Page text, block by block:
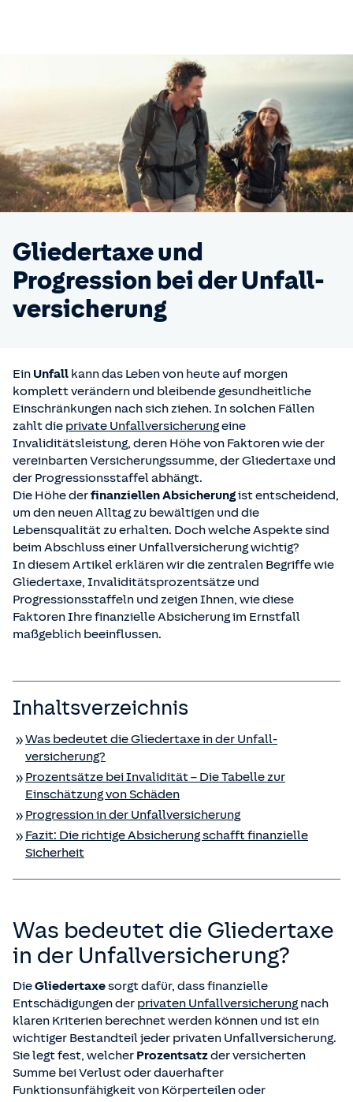
Gliedertaxe und
Progression bei der Unfall­
versicherung
Ein Unfall kann das Leben von heute auf morgen
komplett verändern und bleibende gesundheitliche
Einschränkungen nach sich ziehen. In solchen Fällen
zahlt die private Unfallversicherungeine
Invaliditätsleistung, deren Höhe von Faktoren wie der
vereinbarten Versicherungssumme, der Gliedertaxe und
der Progressionsstaffel abhängt.
Die Höhe derfinanziellen Absicherungist entscheidend,
um den neuen Alltag zu bewältigen und die
Lebensqualität zu erhalten. Doch welche Aspekte sind
beim Abschluss einer Unfallversicherung wichtig?
In diesem Artikel erklären wir die zentralen Begriffe wie
Gliedertaxe, Invaliditätsprozentsätze und
Progressionsstaffeln und zeigen Ihnen, wie diese
Faktoren Ihre finanzielle Absicherung im Ernstfall
maßgeblich beeinflussen.
Inhaltsverzeichnis
Was bedeutet die Gliedertaxe in der Unfall­
versicherung?
Prozentsätze bei Invalidität – Die Tabelle zur
Einschätzung von Schäden
Progression in der Unfall­versicherung
Fazit: Die richtige Absicherung schafft finanzielle
Sicherheit
Was bedeutet die Gliedertaxe
in der Unfall­versicherung?
DieGliedertaxesorgt dafür, dass finanzielle
Entschädigungen der privaten Unfallversicherung nach
klaren Kriterien berechnet werden können und ist ein
wichtiger Bestandteil jeder privaten Unfallversicherung.
Sie legt fest, welcher Prozentsatzder versicherten
Summe bei Verlust oder dauerhafter
Funktionsunfähigkeit von Körperteilen oder